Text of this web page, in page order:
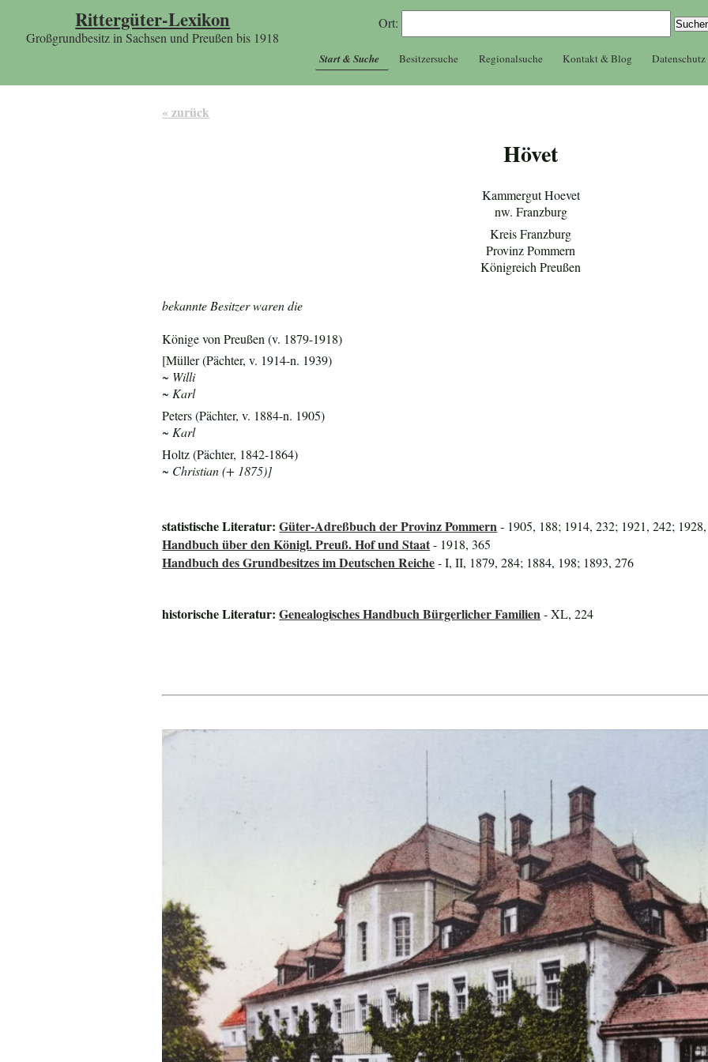
Rittergüter-Lexikon
Großgrundbesitz in Sachsen und Preußen bis 1918
Ort:
Start & Suche Besitzersuche Regionalsuche Kontakt & Blog Datenschutz
« zurück
Hövet
Kammergut Hoevet
nw. Franzburg
Kreis Franzburg
Provinz Pommern
Königreich Preußen
bekannte Besitzer waren die
Könige von Preußen (v. 1879-1918)
[Müller (Pächter, v. 1914-n. 1939)
~ Willi
~ Karl
Peters (Pächter, v. 1884-n. 1905)
~ Karl
Holtz (Pächter, 1842-1864)
~ Christian (+ 1875)]
statistische Literatur:Güter-Adreßbuch der Provinz Pommern- 1905, 188; 1914, 232; 1921, 242;
Handbuch über den Königl. Preuß. Hof und Staat- 1918, 365
Handbuch des Grundbesitzes im Deutschen Reiche- I, II, 1879, 284; 1884, 198; 1893, 276
historische Literatur:Genealogisches Handbuch Bürgerlicher Familien- XL, 224